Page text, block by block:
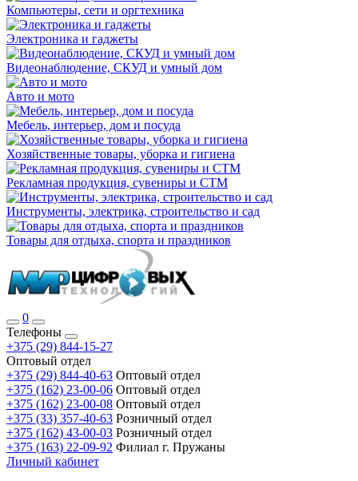
Компьютеры, сети и оргтехника
Электроника и гаджеты
Видеонаблюдение, СКУД и умный дом
Авто и мото
Мебель, интерьер, дом и посуда
Хозяйственные товары, уборка и гигиена
Рекламная продукция, сувениры и СТМ
Инструменты, электрика, строительство и сад
Товары для отдыха, спорта и праздников
0
Телефоны
+375 (29) 844-15-27
Оптовый отдел
+375 (29) 844-40-63 Оптовый отдел
+375 (162) 23-00-06 Оптовый отдел
+375 (162) 23-00-08 Оптовый отдел
+375 (33) 357-40-63 Розничный отдел
+375 (162) 43-00-03 Розничный отдел
+375 (163) 22-09-92 Филиал г. Пружаны
Личный кабинет